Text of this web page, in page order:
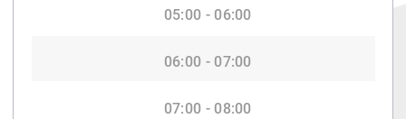
05:00 - 06:00
06:00 - 07:00
07:00 - 08:00